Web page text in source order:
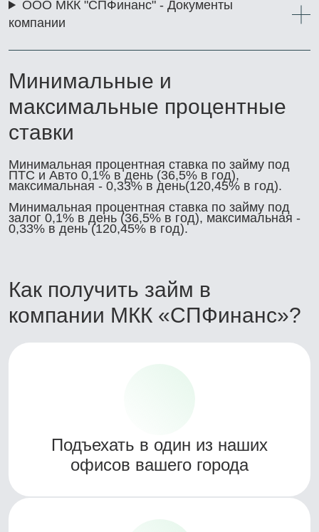
ООО МКК "СПФинанс" - Документы
компании
Минимальные и
максимальные процентные
ставки
Минимальная процентная ставка по займу под
ПТС и Авто 0,1% в день (36,5% в год),
максимальная - 0,33% в день(120,45% в год).
Минимальная процентная ставка по займу под
залог 0,1% в день (36,5% в год), максимальная -
0,33% в день (120,45% в год).
Как получить займ в
компании МКК «СПФинанс»?
Подъехать в один из наших
офисов вашего города